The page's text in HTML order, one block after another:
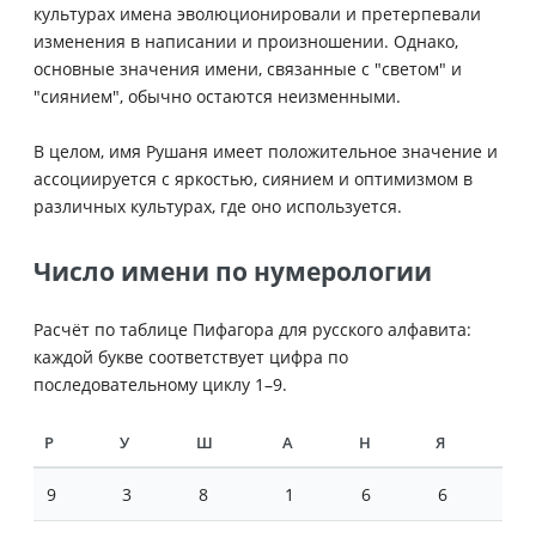
культурах имена эволюционировали и претерпевали
изменения в написании и произношении. Однако,
основные значения имени, связанные с "светом" и
"сиянием", обычно остаются неизменными.
В целом, имя Рушаня имеет положительное значение и
ассоциируется с яркостью, сиянием и оптимизмом в
различных культурах, где оно используется.
Число имени по нумерологии
Расчёт по таблице Пифагора для русского алфавита:
каждой букве соответствует цифра по
последовательному циклу 1–9.
Р У Ш А Н Я
9 3 8 1 6 6